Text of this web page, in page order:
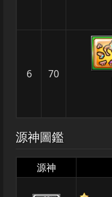
6 70
源神圖鑑
源神